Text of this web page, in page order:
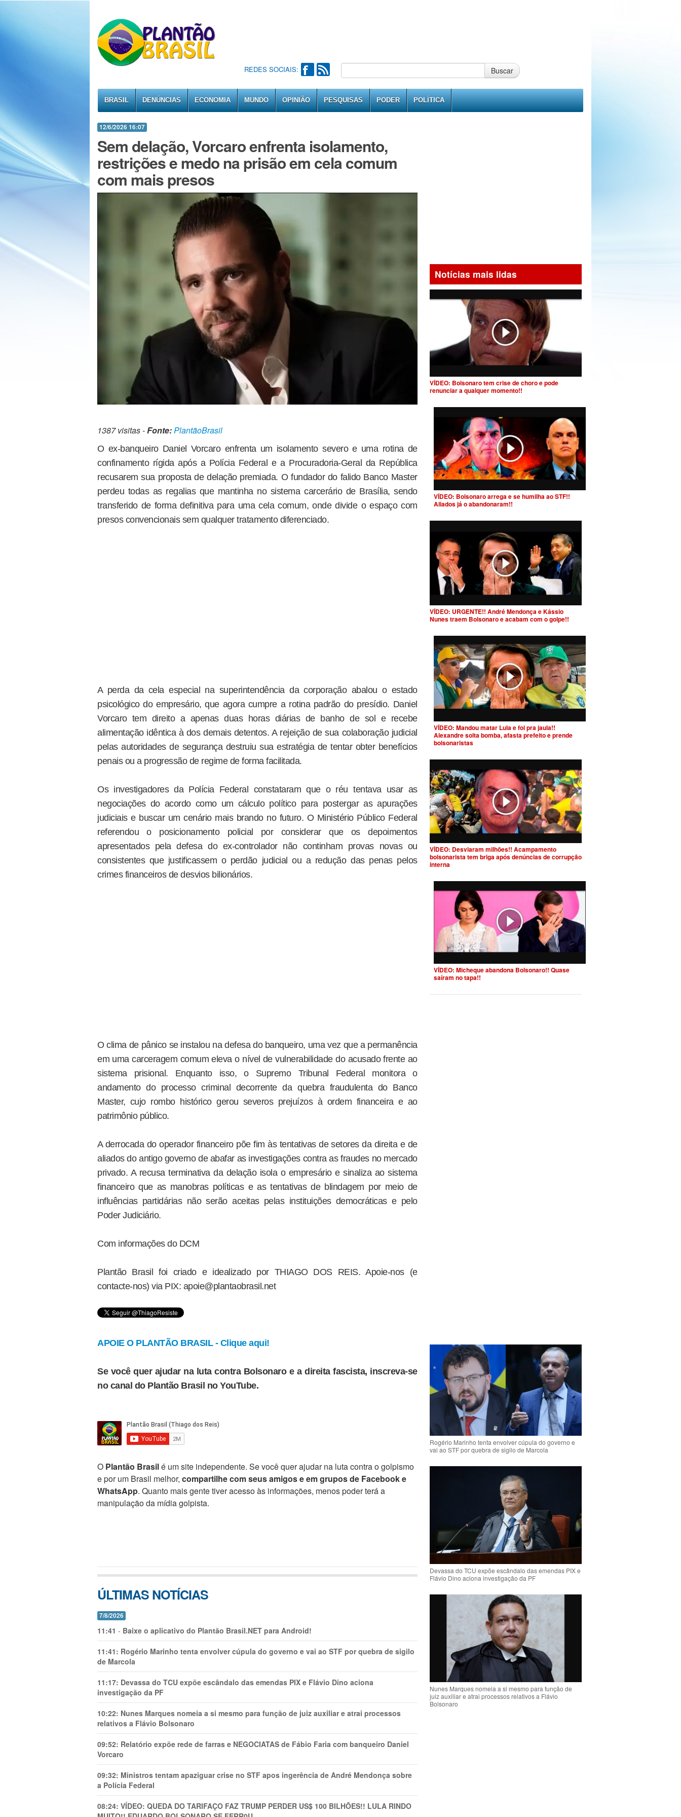
REDES SOCIAIS: Buscar
BRASIL DENÚNCIAS ECONOMIA MUNDO OPINIÃO PESQUISAS PODER POLÍTICA
12/6/2026 16:07
Sem delação, Vorcaro enfrenta isolamento,
restrições e medo na prisão em cela comum
com mais presos
1387 visitas -Fonte:PlantãoBrasil
O ex-banqueiro Daniel Vorcaro enfrenta um isolamento severo e uma rotina de
confinamento rígida após a Polícia Federal e a Procuradoria-Geral da República
recusarem sua proposta de delação premiada. O fundador do falido Banco Master
perdeu todas as regalias que mantinha no sistema carcerário de Brasília, sendo
transferido de forma definitiva para uma cela comum, onde divide o espaço com
presos convencionais sem qualquer tratamento diferenciado.
A perda da cela especial na superintendência da corporação abalou o estado
psicológico do empresário, que agora cumpre a rotina padrão do presídio. Daniel
Vorcaro tem direito a apenas duas horas diárias de banho de sol e recebe
alimentação idêntica à dos demais detentos. A rejeição de sua colaboração judicial
pelas autoridades de segurança destruiu sua estratégia de tentar obter benefícios
penais ou a progressão de regime de forma facilitada.
Os investigadores da Polícia Federal constataram que o réu tentava usar as
negociações do acordo como um cálculo político para postergar as apurações
judiciais e buscar um cenário mais brando no futuro. O Ministério Público Federal
referendou o posicionamento policial por considerar que os depoimentos
apresentados pela defesa do ex-controlador não continham provas novas ou
consistentes que justificassem o perdão judicial ou a redução das penas pelos
crimes financeiros de desvios bilionários.
O clima de pânico se instalou na defesa do banqueiro, uma vez que a permanência
em uma carceragem comum eleva o nível de vulnerabilidade do acusado frente ao
sistema prisional. Enquanto isso, o Supremo Tribunal Federal monitora o
andamento do processo criminal decorrente da quebra fraudulenta do Banco
Master, cujo rombo histórico gerou severos prejuízos à ordem financeira e ao
patrimônio público.
A derrocada do operador financeiro põe fim às tentativas de setores da direita e de
aliados do antigo governo de abafar as investigações contra as fraudes no mercado
privado. A recusa terminativa da delação isola o empresário e sinaliza ao sistema
financeiro que as manobras políticas e as tentativas de blindagem por meio de
influências partidárias não serão aceitas pelas instituições democráticas e pelo
Poder Judiciário.
Com informações do DCM
Plantão Brasil foi criado e idealizado por THIAGO DOS REIS. Apoie-nos (e
contacte-nos) via PIX: apoie@plantaobrasil.net
APOIE O PLANTÃO BRASIL - Clique aqui!
Se você quer ajudar na luta contra Bolsonaro e a direita fascista, inscreva-se
no canal do Plantão Brasil no YouTube.
O Plantão Brasilé um site independente. Se você quer ajudar na luta contra o golpismo
e por um Brasil melhor, compartilhe com seus amigos e em grupos de Facebook e
WhatsApp. Quanto mais gente tiver acesso às informações, menos poder terá a
manipulação da mídia golpista.
ÚLTIMAS NOTÍCIAS
7/8/2026
11:41 - Baixe o aplicativo do Plantão Brasil.NET para Android!
11:41: Rogério Marinho tenta envolver cúpula do governo e vai ao STF por quebra de sigilo
de Marcola
11:17: Devassa do TCU expõe escândalo das emendas PIX e Flávio Dino aciona
investigação da PF
10:22: Nunes Marques nomeia a si mesmo para função de juiz auxiliar e atrai processos
relativos a Flávio Bolsonaro
09:52: Relatório expõe rede de farras e NEGOCIATAS de Fábio Faria com banqueiro Daniel
Vorcaro
09:32: Ministros tentam apaziguar crise no STF apos ingerência de André Mendonça sobre
a Polícia Federal
08:24: VÍDEO: QUEDA DO TARIFAÇO FAZ TRUMP PERDER US$ 100 BILHÕES!! LULA RINDO
Notícias mais lidas
VÍDEO: Bolsonaro tem crise de choro e pode
renunciar a qualquer momento!!
VÍDEO: Bolsonaro arrega e se humilha ao STF!!
Aliados já o abandonaram!!
VÍDEO: URGENTE!! André Mendonça e Kássio
Nunes traem Bolsonaro e acabam com o golpe!!
VÍDEO: Mandou matar Lula e foi pra jaula!!
Alexandre solta bomba, afasta prefeito e prende
bolsonaristas
VÍDEO: Desviaram milhões!! Acampamento
bolsonarista tem briga após denúncias de corrupção
interna
VÍDEO: Micheque abandona Bolsonaro!! Quase
saíram no tapa!!
Rogério Marinho tenta envolver cúpula do governo e
vai ao STF por quebra de sigilo de Marcola
Devassa do TCU expõe escândalo das emendas PIX e
Flávio Dino aciona investigação da PF
Nunes Marques nomeia a si mesmo para função de
juiz auxiliar e atrai processos relativos a Flávio
Bolsonaro